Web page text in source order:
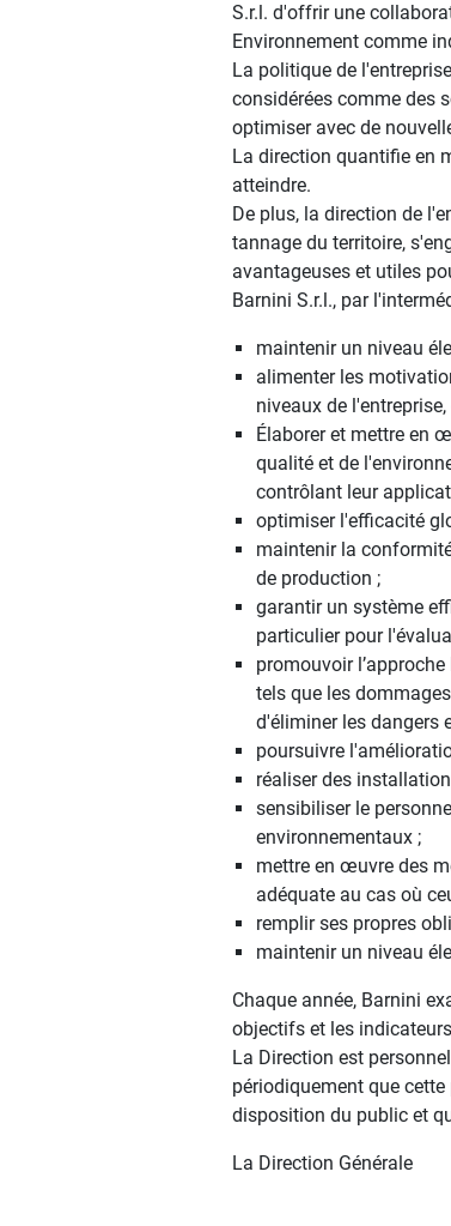
S.r.l. d'offrir une
Environnement comme
La politique de
considérées comme des
optimiser avec de
La direction quantifie en
atteindre.
De plus, la direction de
tannage du territoire,
avantageuses et utiles
Barnini S.r.l., par
maintenir un niveau
alimenter les
niveaux de
Élaborer et mettre en
qualité et de
contrôlant leur
optimiser l'efficacité
maintenir la
de production ;
garantir un système
particulier pour
promouvoir
tels que les
d'éliminer les dangers
poursuivre
réaliser des
sensibiliser le
environnementaux ;
mettre en œuvre des
adéquate au cas où
remplir ses propres
maintenir un niveau
Chaque année, Barnini
objectifs et les
La Direction est
périodiquement que
disposition du public et
La Direction Générale